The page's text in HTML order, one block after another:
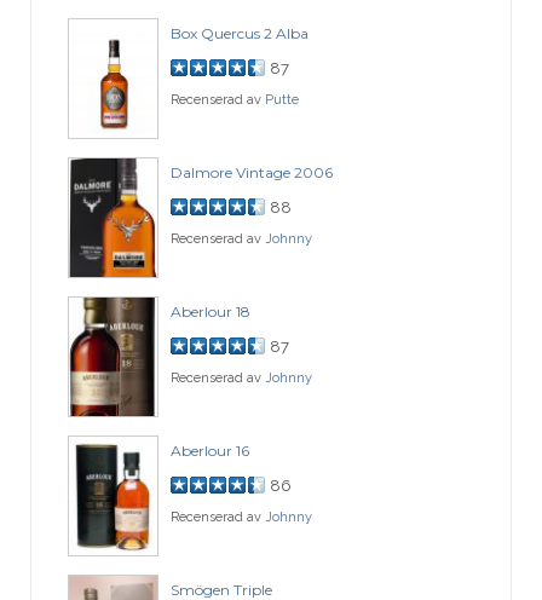
Box Quercus 2 Alba
87
Recenserad av Putte
Dalmore Vintage 2006
88
Recenserad av Johnny
Aberlour 18
87
Recenserad av Johnny
Aberlour 16
86
Recenserad av Johnny
Smögen Triple